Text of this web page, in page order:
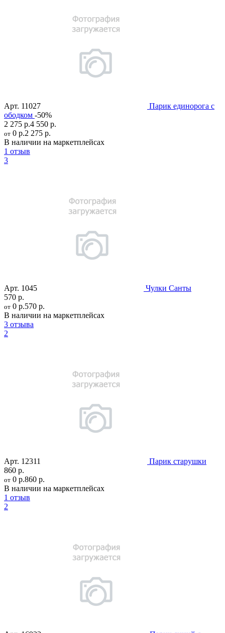
Арт. 11027
Парик единорога с
ободком -50%
2 275 р.4 550 р.
от 0 р.2 275 р.
В наличии на маркетплейсах
1 отзыв
3
Арт. 1045
Чулки Санты
570 р.
от 0 р.570 р.
В наличии на маркетплейсах
3 отзыва
2
Арт. 12311
Парик старушки
860 р.
от 0 р.860 р.
В наличии на маркетплейсах
1 отзыв
2